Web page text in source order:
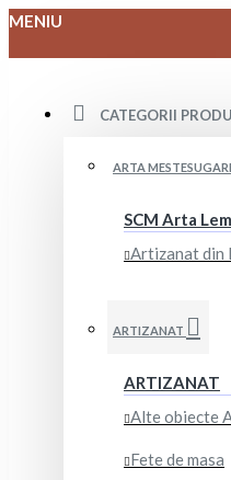
MENIU
CATEGORII
ARTA
SCM Arta
Artizanat din
ARTIZANAT
ARTIZANAT
Alte obiecte
Fete de masa